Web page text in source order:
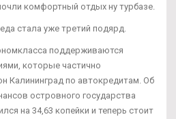
комфортный отдых ну турбазе.
стала уже третий подярд.
поддерживаются
которые частично
Калининград по автокредитам. Об
островного государства
на 34,63 копейки и теперь стоит